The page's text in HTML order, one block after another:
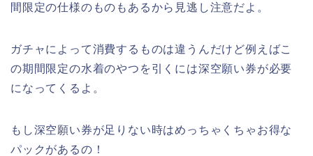
間限定の仕様のものもあるから見逃し注意だよ。
ガチャによって消費するものは違うんだけど例えばこ
の期間限定の水着のやつを引くには深空願い券が必要
になってくるよ。
もし深空願い券が足りない時はめっちゃくちゃお得な
パックがあるの！